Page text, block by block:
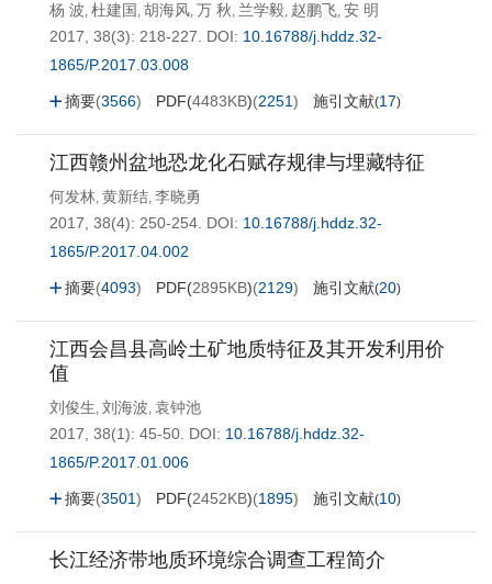
杨 波, 杜建国 , 胡海风, 万 秋, 兰学毅, 赵鹏飞, 安 明
2017, 38(3): 218-227.
DOI: 10.16788/j.hddz.32-
1865/P.2017.03.008
摘要(3566) PDF(4483KB)(2251) 施引文献(17)
江西赣州盆地恐龙化石赋存规律与埋藏特征
何发林, 黄新结, 李晓勇
2017, 38(4): 250-254. DOI: 10.16788/j.hddz.32-
1865/P.2017.04.002
摘要(4093) PDF(2895KB)(2129) 施引文献(20)
江西会昌县高岭土矿地质特征及其开发利用价
值
刘俊生, 刘海波, 袁钟池
2017, 38(1): 45-50. DOI: 10.16788/j.hddz.32-
1865/P.2017.01.006
摘要(3501) PDF(2452KB)(1895) 施引文献(10)
长江经济带地质环境综合调查工程简介